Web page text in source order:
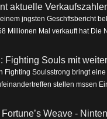
aktuelle
jngsten Geschftsbericht
Millionen Mal verkauft hat Die
Fighting Souls mit
Fighting Soulsstrong bringt
stellen mssen
Weave -